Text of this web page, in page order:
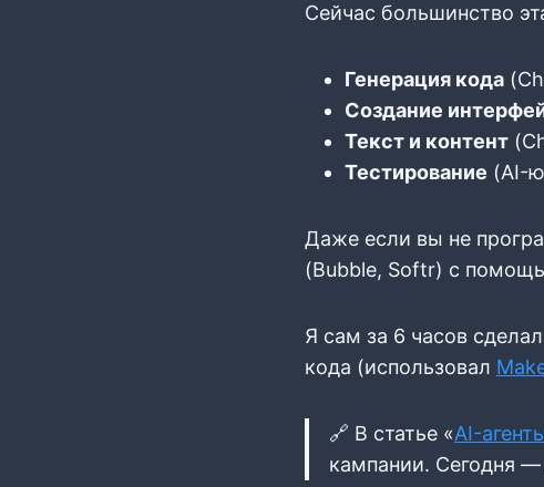
Сейчас большинство
Генерация кода
Создание
Текст и контент
Тестирование (AI-
Даже если вы не
(Bubble, Softr) с
Я сам за 6 часов
кода (использовал
🔗 В статье «AI-
кампании. Сегодня —